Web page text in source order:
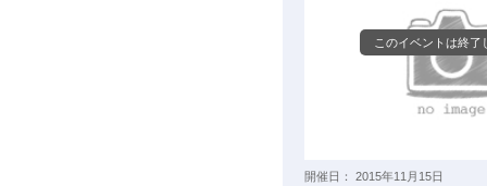
開催日： 2015年11月15日
このイベントは終了